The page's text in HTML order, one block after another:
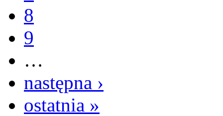
8
9
…
następna ›
ostatnia »